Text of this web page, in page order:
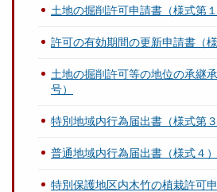
土地の掘削許可申請書（様式第１
許可の有効期間の更新申請書（様
土地の掘削許可等の地位の承継
号）
特別地域内行為届出書（様式第３
普通地域内行為届出書（様式４）
特別保護地区内木竹の植栽許可